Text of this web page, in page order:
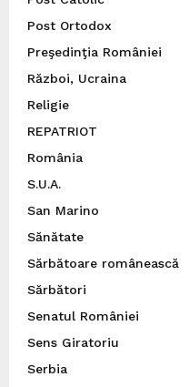
Post Ortodox
Preşedinţia României
Război, Ucraina
Religie
REPATRIOT
România
S.U.A.
San Marino
Sănătate
Sărbătoare românească
Sărbători
Senatul României
Sens Giratoriu
Serbia